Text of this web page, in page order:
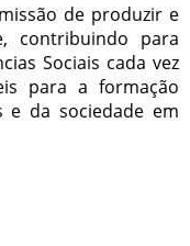
de produzir e
contribuindo para
Sociais cada vez
para a formação
e da sociedade em